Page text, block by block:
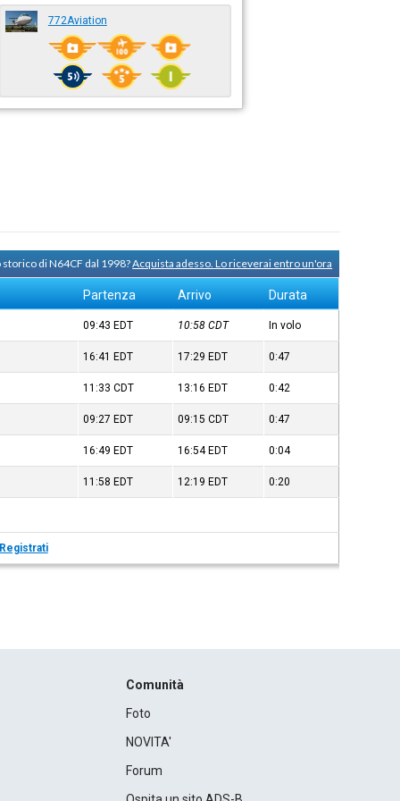
772Aviation
di N64CF dal 1998?Acquista adesso. Lo riceverai entro un'ora
Partenza Arrivo Durata
09:43 EDT 10:58CDT In volo
16:41 EDT 17:29 EDT 0:47
11:33CDT 13:16 EDT 0:42
09:27 EDT 09:15CDT 0:47
16:49 EDT 16:54 EDT 0:04
11:58 EDT 12:19 EDT 0:20
Comunità
Foto
NOVITA'
Forum